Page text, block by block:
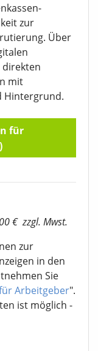
zur
Über
direkten
mit
Hintergrund.
für
€ zzgl. Mwst.
zur
in den
Sie
Arbeitgeber".
ist möglich -